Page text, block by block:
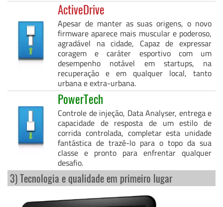
ActiveDrive
Apesar de manter as suas origens, o novo
firmware aparece mais muscular e poderoso,
agradável na cidade, Capaz de expressar
coragem e caráter esportivo com um
desempenho notável em startups, na
recuperação e em qualquer local, tanto
urbana e extra-urbana.
PowerTech
Controle de injeção, Data Analyser, entrega e
capacidade de resposta de um estilo de
corrida controlada, completar esta unidade
fantástica de trazê-lo para o topo da sua
classe e pronto para enfrentar qualquer
desafio.
3) Tecnologia e qualidade em primeiro lugar